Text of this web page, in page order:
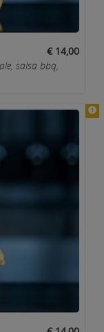
€ 14,00
salsa bbq,